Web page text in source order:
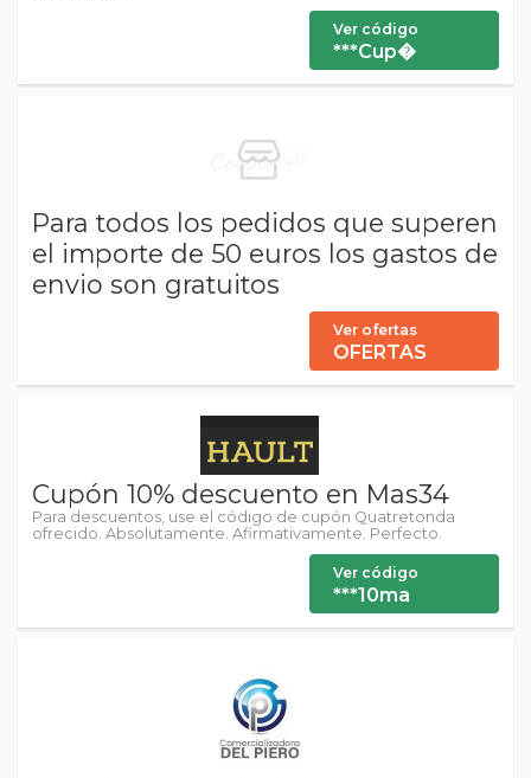
Ver código
***Cup�
Para todos los pedidos que superen
el importe de 50 euros los gastos de
envio son gratuitos
Ver ofertas
OFERTAS
Cupón 10% descuento en Mas34
Para descuentos, use el código de cupón Quatretonda
ofrecido. Absolutamente. Afirmativamente. Perfecto.
Ver código
***10ma